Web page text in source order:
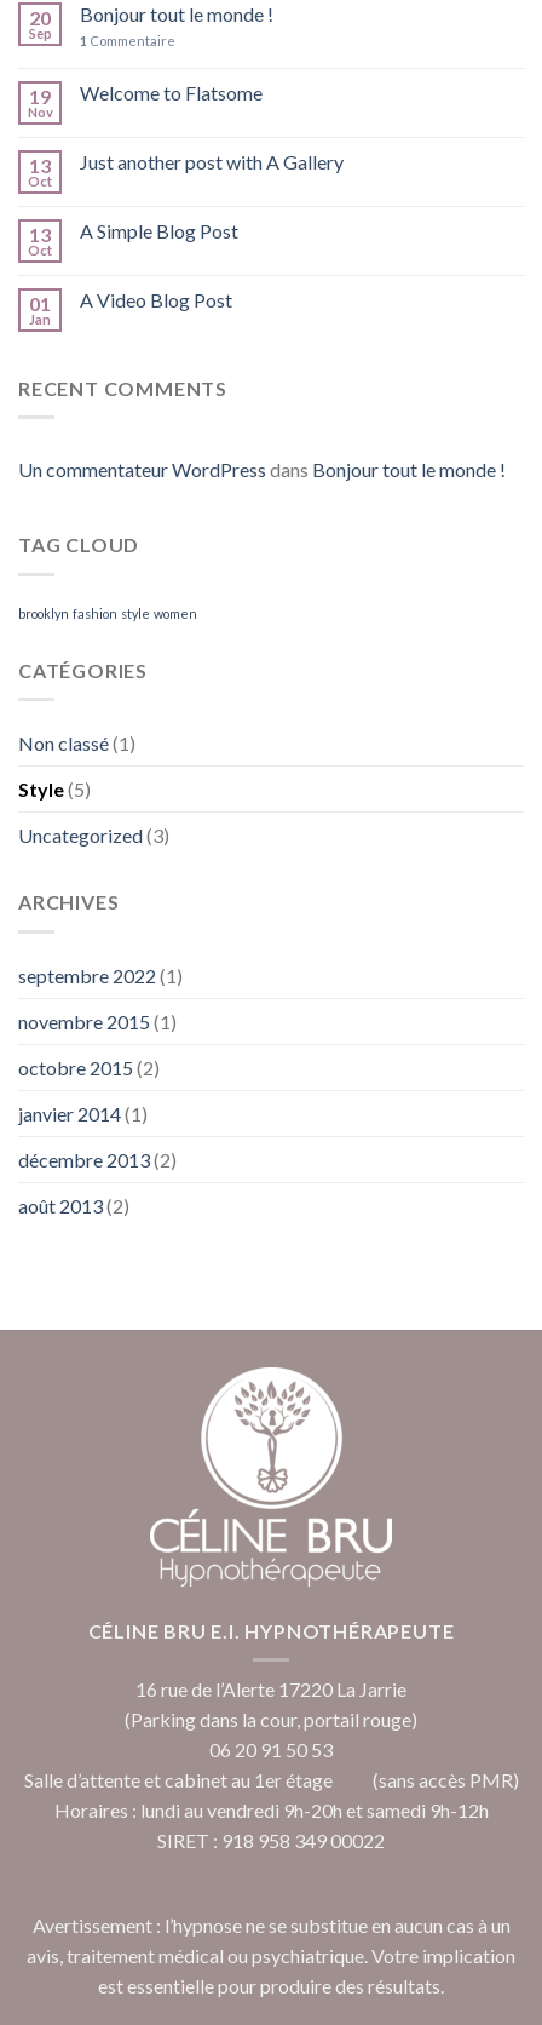
20
Sep
Bonjour tout le monde !
1 Commentaire
19
Nov
Welcome to Flatsome
13
Oct
Just another post with A Gallery
13
Oct
A Simple Blog Post
01
Jan
A Video Blog Post
RECENT COMMENTS
Un commentateur WordPress dans Bonjour tout le monde !
TAG CLOUD
brooklyn fashion style women
CATÉGORIES
Non classé(1)
Style(5)
Uncategorized(3)
ARCHIVES
septembre 2022 (1)
novembre 2015 (1)
octobre 2015 (2)
janvier 2014(1)
décembre 2013(2)
août 2013(2)
CÉLINE BRU E.I. HYPNOTHÉRAPEUTE
16 rue de l’Alerte 17220 La Jarrie
(Parking dans la cour, portail rouge)
06 20 91 50 53
Salle d’attente et cabinet au 1er étage (sans accès PMR)
Horaires : lundi au vendredi 9h-20h et samedi 9h-12h
SIRET : 918 958 349 00022
Avertissement : l’hypnose ne se substitue en aucun cas à un
avis, traitement médical ou psychiatrique. Votre implication
est essentielle pour produire des résultats.